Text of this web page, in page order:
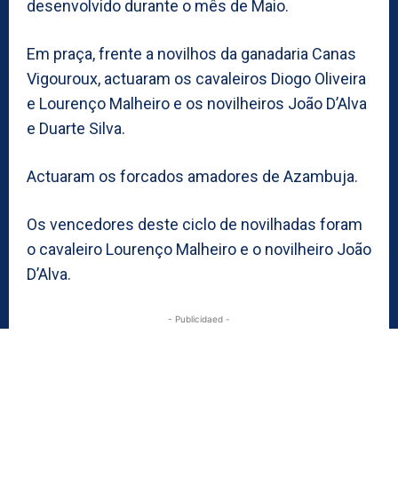
desenvolvido durante o mês de Maio.
Em praça, frente a novilhos da ganadaria Canas
Vigouroux, actuaram os cavaleiros Diogo Oliveira
e Lourenço Malheiro e os novilheiros João D’Alva
e Duarte Silva.
Actuaram os forcados amadores de Azambuja.
Os vencedores deste ciclo de novilhadas foram
o cavaleiro Lourenço Malheiro e o novilheiro João
D’Alva.
- Publicidaed -